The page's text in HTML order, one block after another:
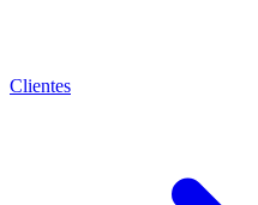
Clientes